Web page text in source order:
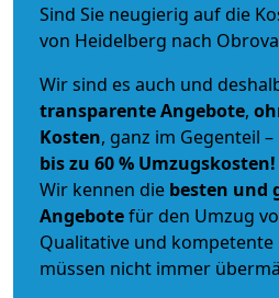
Sind Sie neugierig auf die
von Heidelberg nach
Wir sind es auch und
transparente Angebote,
Kosten, ganz im Gegenteil –
bis zu 60 % Umzugskosten!
Wir kennen die besten und
Angebotefür den Umzug
Qualitative und kompetente
müssen nicht immer